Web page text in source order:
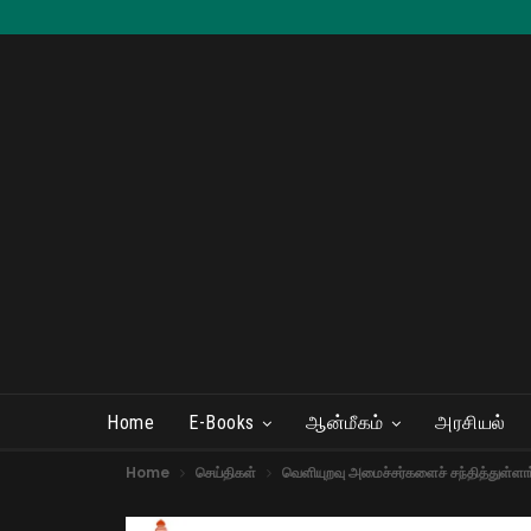
Home E-Books ஆன்மீகம் அரசியல்
Home செய்திகள் வெளியுறவு அமைச்சர்களைச் சந்தித்துள்ளார்